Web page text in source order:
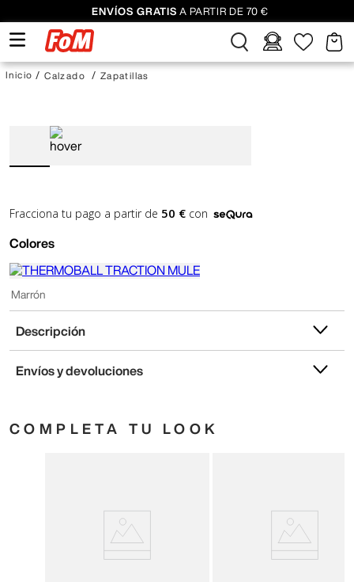
ENVÍOS GRATIS A PARTIR DE 70 €
Calzado Zapatillas
Fracciona tu pago a partir de 50 € con
Colores
Marrón
Descripción
Envíos y devoluciones
COMPLETA TU LOOK